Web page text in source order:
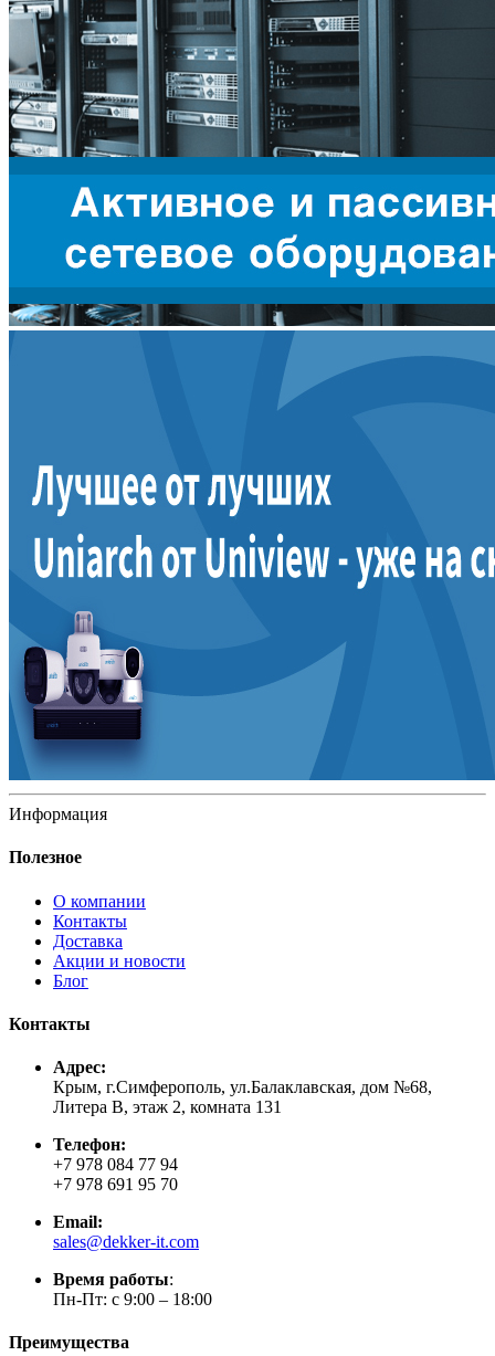
Информация
Полезное
О компании
Контакты
Доставка
Акции и новости
Блог
Контакты
Адрес:
Крым, г.Симферополь, ул.Балаклавская, дом №68,
Литера В, этаж 2, комната 131
Телефон:
+7 978 084 77 94
+7 978 691 95 70
Email:
sales@dekker-it.com
Время работы:
Пн-Пт: с 9:00 – 18:00
Преимущества